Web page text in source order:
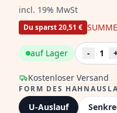
incl. 19% MwSt
Du sparst 20,51 €
Kostenloser Versand
auf Lager - 1
FORM DES
U-Auslauf